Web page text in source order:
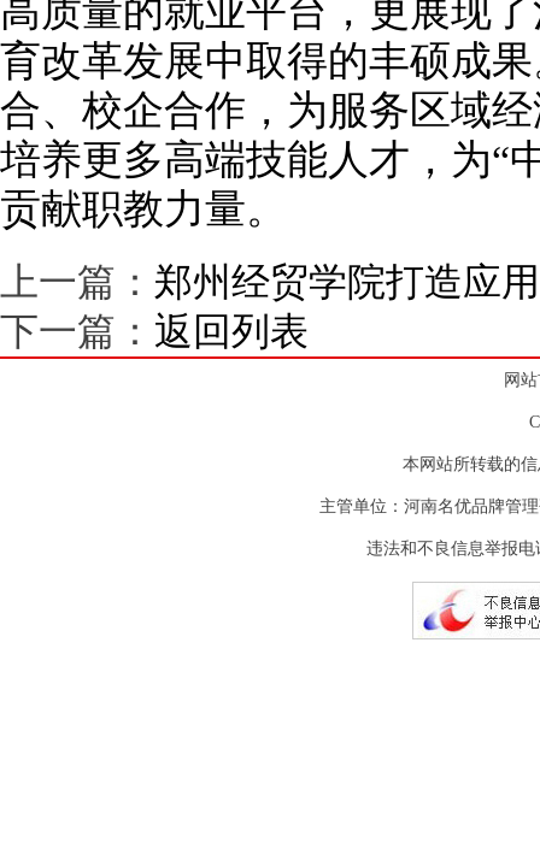
高质量的就业平台，更展现
育改革发展中取得的丰硕成
合、校企合作，为服务区域
培养更多高端技能人才，为“
贡献职教力量。
上一篇： 郑州经贸学院打造应
下一篇： 返回列表
网
本网站所转载的
主管单位：河南名优品牌管
违法和不良信息举报